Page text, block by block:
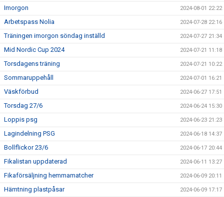
Imorgon 2024-08-01 22:22
Arbetspass Nolia 2024-07-28 22:16
Träningen imorgon söndag inställd 2024-07-27 21:34
Mid Nordic Cup 2024 2024-07-21 11:18
Torsdagens träning 2024-07-21 10:22
Sommaruppehåll 2024-07-01 16:21
Väskförbud 2024-06-27 17:51
Torsdag 27/6 2024-06-24 15:30
Loppis psg 2024-06-23 21:23
Lagindelning PSG 2024-06-18 14:37
Bollflickor 23/6 2024-06-17 20:44
Fikalistan uppdaterad 2024-06-11 13:27
Fikaförsäljning hemmamatcher 2024-06-09 20:11
Hämtning plastpåsar 2024-06-09 17:17